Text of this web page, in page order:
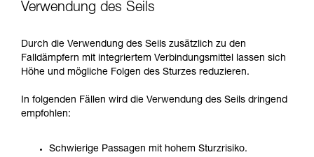
Verwendung des Seils
Durch die Verwendung des Seils zusätzlich zu den
Falldämpfern mit integriertem Verbindungsmittel lassen sich
Höhe und mögliche Folgen des Sturzes reduzieren.
In folgenden Fällen wird die Verwendung des Seils dringend
empfohlen:
Schwierige Passagen mit hohem Sturzrisiko.